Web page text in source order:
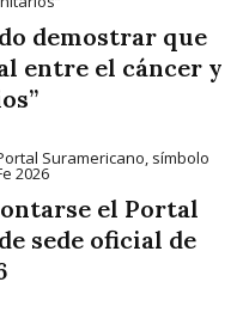
demostrar que
entre el cáncer y
el Portal
sede oficial de